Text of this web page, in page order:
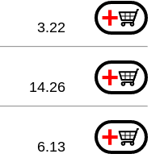
+
3.22
+
14.26
+
6.13